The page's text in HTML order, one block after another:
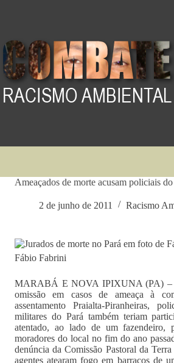
Ameaçados de morte acusam policiais do
2 de junho de 2011 Racismo
Fábio Fabrini
MARABÁ E NOVA IPIXUNA (PA) –
omissão em casos de ameaça à
assentamento Praialta-Piranheiras,
militares do Pará também teriam
atentado, ao lado de um fazendeiro,
moradores do local no fim do ano
denúncia da Comissão Pastoral da
agentes atearam fogo em barracos de